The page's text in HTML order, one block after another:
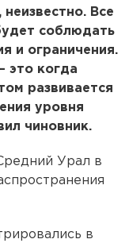
Все
соблюдать
и ограничения.
это когда
развивается
уровня
чиновник.
Урал в
в